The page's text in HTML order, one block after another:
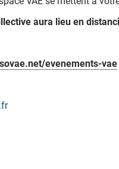
aura lieu en
evenements-vae